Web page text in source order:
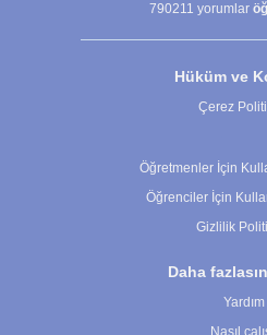
790211 yorumlar
Hüküm ve
Çerez
Öğretmenler İçin
Öğrenciler İçin
Gizlilik
Daha
Yardım
Nasıl